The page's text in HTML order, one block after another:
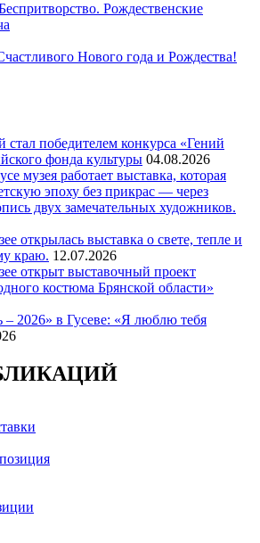
Рождественские
Нового года и Рождества!
стал победителем конкурса «Гений
фонда культуры 04.08.2026
музея работает выставка, которая
эпоху без прикрас — через
двух замечательных художников.
открылась выставка о свете, тепле и
краю. 12.07.2026
открыт выставочный проект
костюма Брянской области»
– 2026» в Гусеве: «Я люблю тебя